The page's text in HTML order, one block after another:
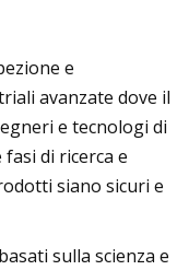
e
avanzate dove il
e tecnologi di
di ricerca e
siano sicuri e
sulla scienza e